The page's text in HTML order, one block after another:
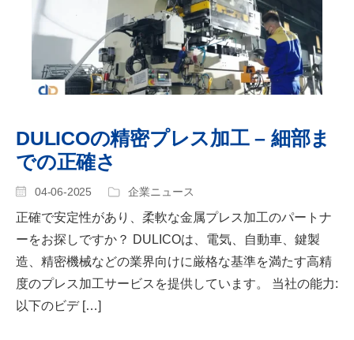
DULICOの精密プレス加工 – 細部ま
での正確さ
04-06-2025 企業ニュース
正確で安定性があり、柔軟な金属プレス加工のパートナ
ーをお探しですか？ DULICOは、電気、自動車、鍵製
造、精密機械などの業界向けに厳格な基準を満たす高精
度のプレス加工サービスを提供しています。 当社の能力:
以下のビデ […]